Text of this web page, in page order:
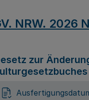
NRW. 2026
zur